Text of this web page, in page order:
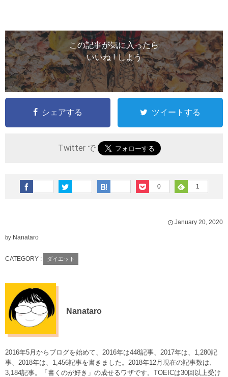
この記事が気に入ったら
いいね ! しよう
シェアする ツイートする
Twitter で
0 1
January 20, 2020
by Nanataro
CATEGORY : ダイエット
Nanataro
2016年5月からブログを始めて、2016年は448記事、2017年は、1,280記
事、2018年は、1,456記事を書きました。2018年12月現在の記事数は、
3,184記事。「書くのが好き」の成せるワザです。TOEICは30回以上受け